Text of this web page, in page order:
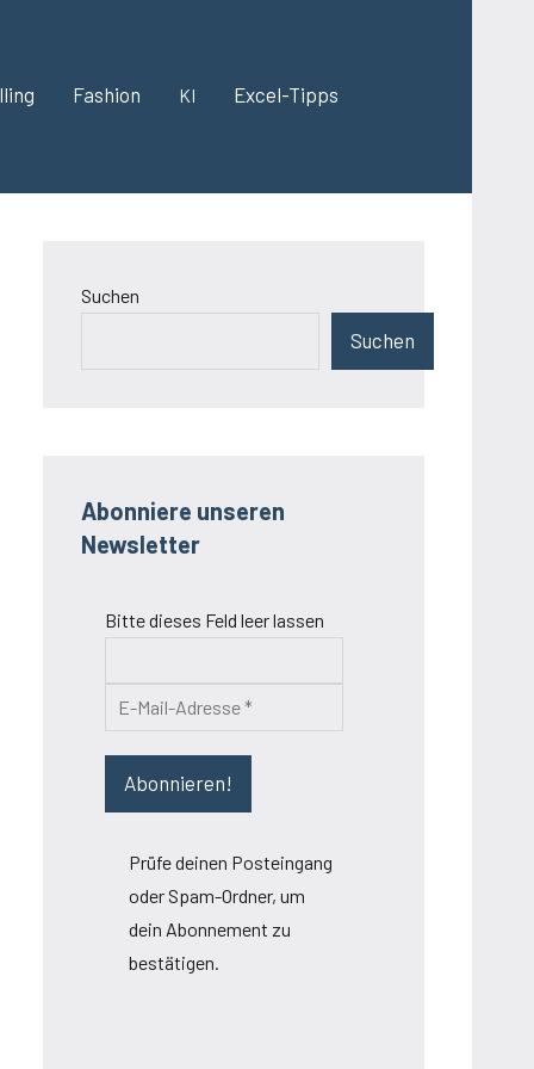
Fashion KI Excel-Tipps
Suchen
Suchen
Abonniere unseren
Newsletter
Bitte dieses Feld leer lassen
Prüfe deinen Posteingang
oder Spam-Ordner, um
dein Abonnement zu
bestätigen.